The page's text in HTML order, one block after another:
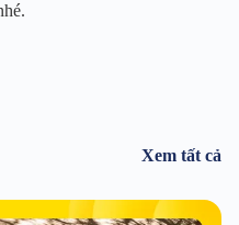
Xem tất cả